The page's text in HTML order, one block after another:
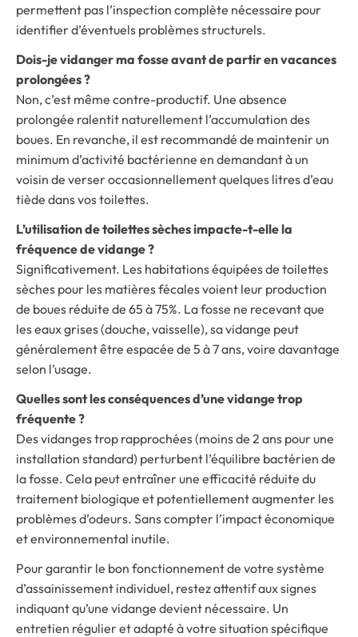
permettent pas l’inspection complète nécessaire pour
identifier d’éventuels problèmes structurels.
Dois-je vidanger ma fosse avant de partir en vacances
prolongées ?
Non, c’est même contre-productif. Une absence
prolongée ralentit naturellement l’accumulation des
boues. En revanche, il est recommandé de maintenir un
minimum d’activité bactérienne en demandant à un
voisin de verser occasionnellement quelques litres d’eau
tiède dans vos toilettes.
L’utilisation de toilettes sèches impacte-t-elle la
fréquence de vidange ?
Significativement. Les habitations équipées de toilettes
sèches pour les matières fécales voient leur production
de boues réduite de 65 à 75%. La fosse ne recevant que
les eaux grises (douche, vaisselle), sa vidange peut
généralement être espacée de 5 à 7 ans, voire davantage
selon l’usage.
Quelles sont les conséquences d’une vidange trop
fréquente ?
Des vidanges trop rapprochées (moins de 2 ans pour une
installation standard) perturbent l’équilibre bactérien de
la fosse. Cela peut entraîner une efficacité réduite du
traitement biologique et potentiellement augmenter les
problèmes d’odeurs. Sans compter l’impact économique
et environnemental inutile.
Pour garantir le bon fonctionnement de votre système
d’assainissement individuel, restez attentif aux signes
indiquant qu’une vidange devient nécessaire. Un
entretien régulier et adapté à votre situation spécifique